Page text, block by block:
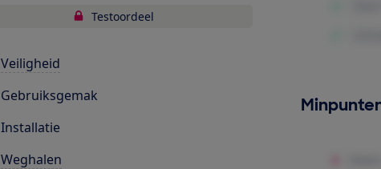
Testoordeel
Veiligheid
Gebruiksgemak
Installatie
Weghalen